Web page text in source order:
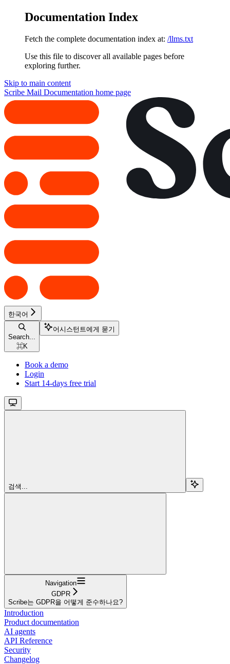
Documentation Index
Fetch the complete documentation index at: /llms.txt
Use this file to discover all available pages before
exploring further.
Skip to main content
Scribe Mail Documentation home page
한국어
Search...
⌘K
어시스턴트에게 묻기
Book a demo
Login
Start 14-days free trial
검색...
Navigation
GDPR
Scribe는 GDPR을 어떻게 준수하나요?
Introduction
Product documentation
AI agents
API Reference
Security
Changelog